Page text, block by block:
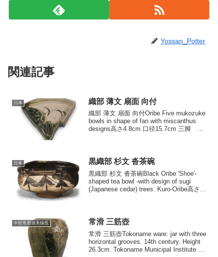
Yossan_Potter
関連記事
日本 織部 薄文 扇面 向付
織部 薄文 扇面 向付Oribe Five mukozuke
bowls in shape of fan with miscanthus
designs高さ4.8cm 口径15.7cm 三脚 扇
日本 黒織部 杉文 沓茶碗
黒織部 杉文 沓茶碗Black Oribe 'Shoe'-
shaped tea bowl -with design of sugi
(Japanese cedar) trees. Kuro-Oribe高さ
中世常滑渥美猿投 常滑 三筋壺
常滑 三筋壺Tokoname ware: jar with three
horizontal grooves. 14th century. Height
26.3cm. Tokoname Municipal Institute of